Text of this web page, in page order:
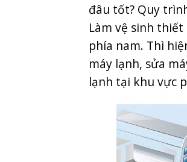
đâu tốt? Quy
Làm vệ sinh
phía nam. Thì
máy lạnh, sửa
lạnh tại khu vực